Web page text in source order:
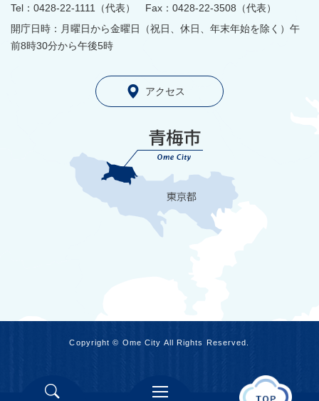
Tel：0428-22-1111（代表） Fax：0428-22-3508（代表）
開庁日時：月曜日から金曜日（祝日、休日、年末年始を除く）午
前8時30分から午後5時
アクセス
Copyright © Ome City All Rights Reserved.